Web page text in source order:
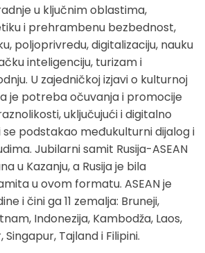
u ključnim oblastima,
i prehrambenu bezbednost,
poljoprivredu, digitalizaciju, nauku
inteligenciju, turizam i
U zajedničkoj izjavi o kulturnoj
je potreba očuvanja i promocije
uključujući i digitalno
se podstakao međukulturni dijalog i
Jubilarni samit Rusija-ASEAN
u Kazanju, a Rusija je bila
u ovom formatu. ASEAN je
i čini ga 11 zemalja: Bruneji,
Indonezija, Kambodža, Laos,
Singapur, Tajland i Filipini.